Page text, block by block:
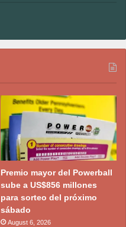
Premio mayor del Powerball
sube a US$856 millones
para sorteo del próximo
sábado
August 6, 2026